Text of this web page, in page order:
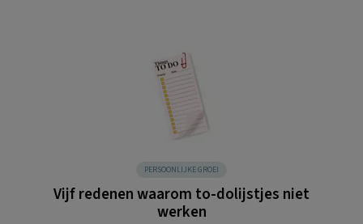
PERSOONLIJKE GROEI
Vijf redenen waarom to-dolijstjes niet
werken